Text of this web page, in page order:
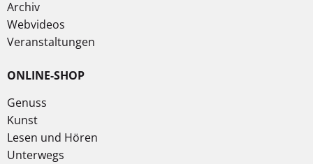
Archiv
Webvideos
Veranstaltungen
ONLINE-SHOP
Genuss
Kunst
Lesen und Hören
Unterwegs